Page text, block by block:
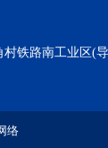
铁路南工业区(
络